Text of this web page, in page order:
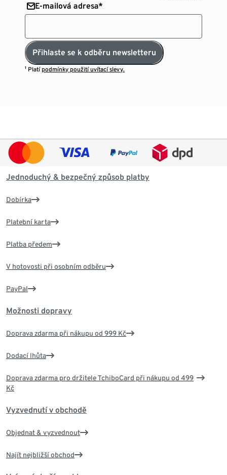
E-mailová adresa*
Přihlaste se k odběru newsletteru
¹ Platí podmínky použití uvítací slevy.
Jednoduchý & bezpečný způsob platby
Dobírka
Platební karta
Platba předem
V hotovosti při osobním odběru
PayPal
Možnosti dopravy
Doprava zdarma při nákupu od 999 Kč
Dodací lhůta
Doprava zdarma pro držitele TchiboCard při nákupu od 499
Kč
Vyzvednutí v obchodě
Objednat & vyzvednout
Najít nejbližší obchod